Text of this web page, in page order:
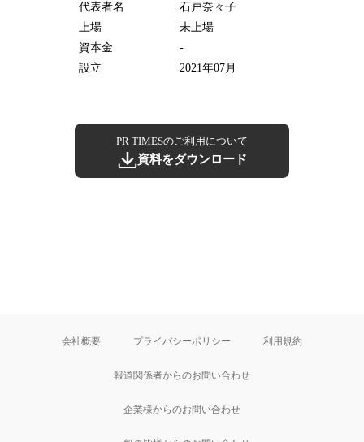
代表者名
石戸奈々子
上場
未上場
資本金
-
設立
2021年07月
PR TIMESのご利用について
資料をダウンロード
会社概要 プライバシーポリシー 利用規約
報道関係者からのお問い合わせ
企業様からのお問い合わせ